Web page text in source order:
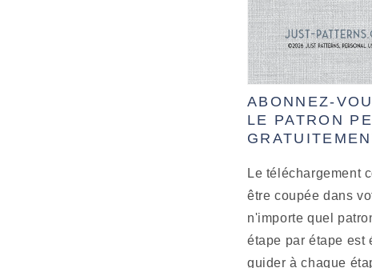
ABONNEZ-
LE PATRON
Le téléchargement
être coupée dans
n'importe quel
étape par étape est
guider à chaque